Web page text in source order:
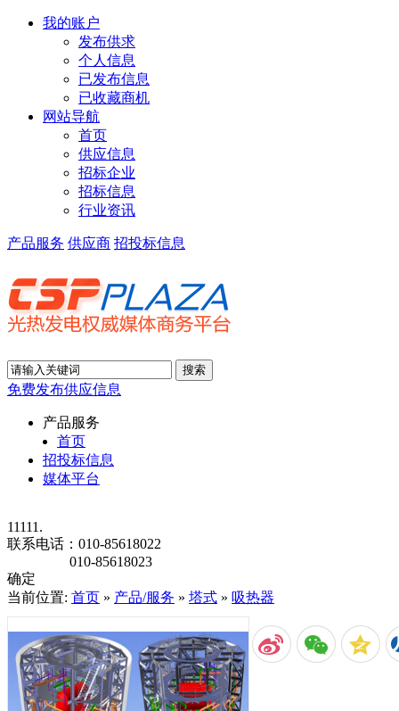
我的账户
发布供求
个人信息
已发布信息
已收藏商机
网站导航
首页
供应信息
招标企业
招标信息
行业资讯
产品服务 供应商 招投标信息
免费发布供应信息
产品服务
首页
招投标信息
媒体平台
11111.
联系电话： 010-85618022
010-85618023
确定
当前位置: 首页 » 产品/服务 » 塔式 » 吸热器